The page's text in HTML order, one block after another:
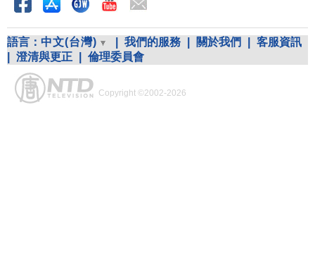
語言： 中文(台灣) 我們的服務 關於我們
客服資訊
澄清與更正 倫理委員會
Copyright ©2002-2026